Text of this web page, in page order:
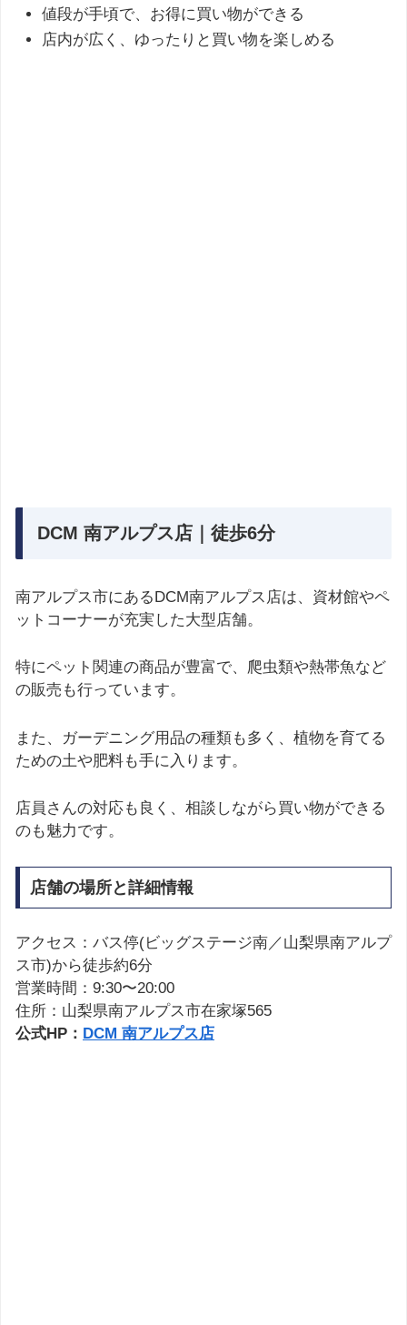
値段が手頃で、お得に買い物ができる
店内が広く、ゆったりと買い物を楽しめる
DCM 南アルプス店｜徒歩6分
南アルプス市にあるDCM南アルプス店は、資材館やペ
ットコーナーが充実した大型店舗。
特にペット関連の商品が豊富で、爬虫類や熱帯魚など
の販売も行っています。
また、ガーデニング用品の種類も多く、植物を育てる
ための土や肥料も手に入ります。
店員さんの対応も良く、相談しながら買い物ができる
のも魅力です。
店舗の場所と詳細情報
アクセス：バス停(ビッグステージ南／山梨県南アルプ
ス市)から徒歩約6分
営業時間：9:30〜20:00
住所：山梨県南アルプス市在家塚565
公式HP： DCM 南アルプス店